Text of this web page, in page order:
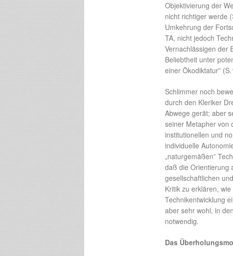
Objektivierung der
nicht richtiger werde
Umkehrung der
TA, nicht jedoch
Vernachlässigen der
Beliebtheit unter
einer Ökodiktatur”
Schlimmer noch
durch den Kleriker
Abwege gerät; aber
seiner Metapher von
institutionellen und
individuelle
„naturgemäßen”
daß die Orientierung
gesellschaftlichen
Kritik zu erklären,
Technikentwicklung
aber sehr wohl, in
notwendig.
Das